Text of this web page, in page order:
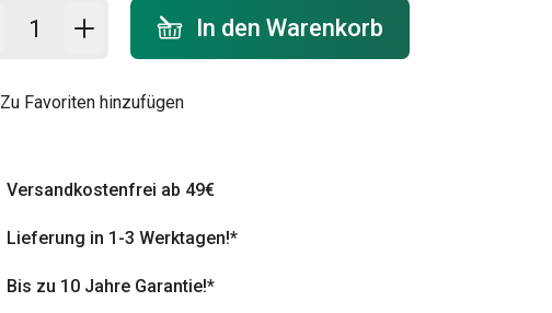
In den Warenkorb - Menge
In den Warenkorb
Zu Favoriten hinzufügen
Versandkostenfrei ab 49€
Lieferung in 1-3 Werktagen!*
Bis zu 10 Jahre Garantie!*